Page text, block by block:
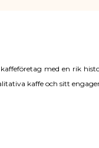
med en rik
kaffe och sitt